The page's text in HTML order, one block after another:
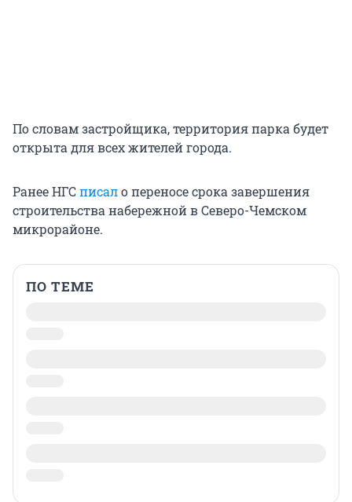
По словам застройщика, территория парка будет
открыта для всех жителей города.
Ранее НГСписало переносе срока завершения
строительства набережной в Северо-Чемском
микрорайоне.
ПО ТЕМЕ